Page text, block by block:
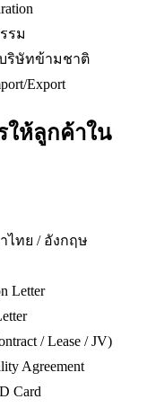
รม
บริษัทข้ามชาติ
Export
ให้ลูกค้าใน
ไทย / อังกฤษ
Letter
/ Lease / JV)
Agreement
Card